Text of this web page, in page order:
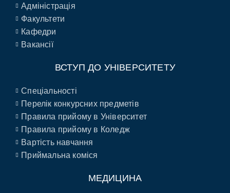
Адміністрація
Факультети
Кафедри
Вакансії
ВСТУП ДО УНІВЕРСИТЕТУ
Спеціальності
Перелік конкурсних предметів
Правила прийому в Університет
Правила прийому в Коледж
Вартість навчання
Приймальна коміся
МЕДИЦИНА